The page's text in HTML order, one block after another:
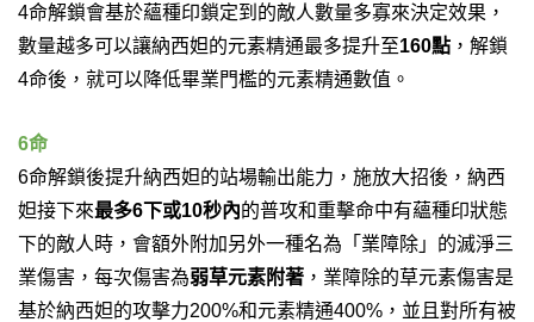
4命解鎖會基於蘊種印鎖定到的敵人數量多寡來決定效果，
數量越多可以讓納西妲的元素精通最多提升至160點 ，解鎖
4命後，就可以降低畢業門檻的元素精通數值。
6命
6命解鎖後提升納西妲的站場輸出能力，施放大招後，納西
妲接下來最多6下或10秒內的普攻和重擊命中有蘊種印狀態
下的敵人時，會額外附加另外一種名為「 業障除 」的滅淨三
業傷害，每次傷害為弱草元素附著 ，業障除的草元素傷害是
基於納西妲的攻擊力200%和元素精通400%，並且對所有被